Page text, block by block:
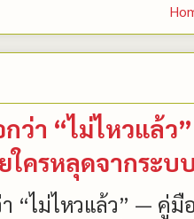
กว่า “ไม่ไหวแล้
ใครหลุดจากระบ
“ไม่ไหวแล้ว” — คู่